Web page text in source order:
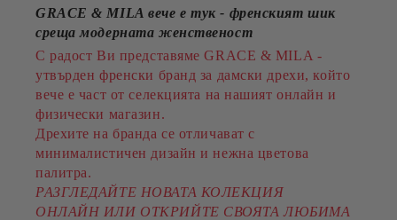
GRACE & MILA вече е тук - френският шик
среща модерната женственост
С радост Ви представяме GRACE & MILA -
утвърден френски бранд за дамски дрехи, който
вече е част от селекцията на нашият онлайн и
физически магазин.
Дрехите на бранда се отличават с
минималистичен дизайн и нежна цветова
палитра.
РАЗГЛЕДАЙТЕ НОВАТА КОЛЕКЦИЯ
ОНЛАЙН ИЛИ ОТКРИЙТЕ СВОЯТА ЛЮБИМА